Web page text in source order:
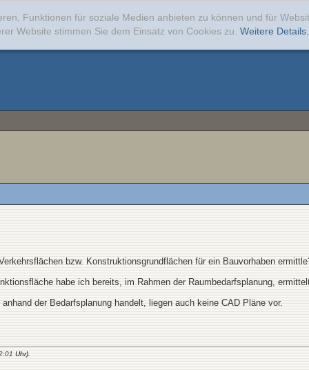
Funktionen für soziale Medien anbieten zu können und für
Website stimmen Sie dem Einsatz von Cookies zu. Weitere
bzw. Konstruktionsgrundflächen für ein Bauvorhaben
habe ich bereits, im Rahmen der Raumbedarfsplanung,
der Bedarfsplanung handelt, liegen auch keine CAD Pläne vor.
Uhr).